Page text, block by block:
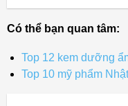
Có thể bạn quan tâm:
Top 12 kem dưỡng
Top 10 mỹ phẩm